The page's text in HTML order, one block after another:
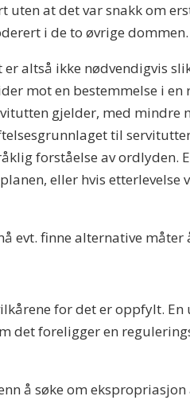
uten at det var snakk om
i de to øvrige dommen.
er altså ikke nødvendigvis
mot en bestemmelse i
gjelder, med mindre
til
forståelse av ordlyden.
eller hvis
evt. finne alternative måter
for det er oppfylt.
det foreligger en
å søke om